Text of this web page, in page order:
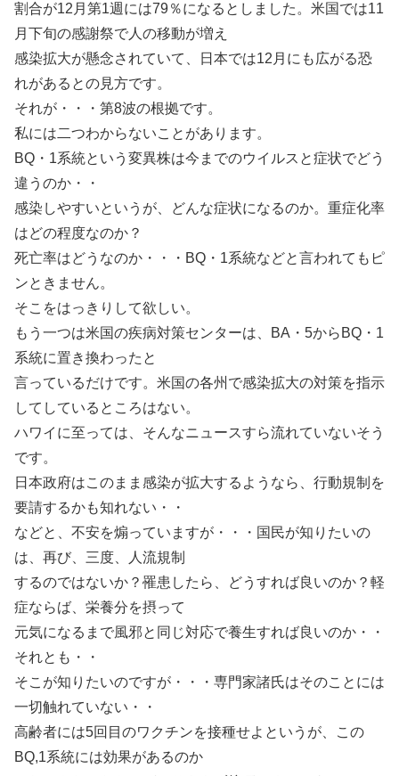
割合が12月第1週には79％になるとしました。米国では11
月下旬の感謝祭で人の移動が増え
感染拡大が懸念されていて、日本では12月にも広がる恐
れがあるとの見方です。
それが・・・第8波の根拠です。
私には二つわからないことがあります。
BQ・1系統という変異株は今までのウイルスと症状でどう
違うのか・・
感染しやすいというが、どんな症状になるのか。重症化率
はどの程度なのか？
死亡率はどうなのか・・・BQ・1系統などと言われてもピ
ンときません。
そこをはっきりして欲しい。
もう一つは米国の疾病対策センターは、BA・5からBQ・1
系統に置き換わったと
言っているだけです。米国の各州で感染拡大の対策を指示
してしているところはない。
ハワイに至っては、そんなニュースすら流れていないそう
です。
日本政府はこのまま感染が拡大するようなら、行動規制を
要請するかも知れない・・
などと、不安を煽っていますが・・・国民が知りたいの
は、再び、三度、人流規制
するのではないか？罹患したら、どうすれば良いのか？軽
症ならば、栄養分を摂って
元気になるまで風邪と同じ対応で養生すれば良いのか・・
それとも・・
そこが知りたいのですが・・・専門家諸氏はそのことには
一切触れていない・・
高齢者には5回目のワクチンを接種せよというが、この
BQ,1系統には効果があるのか